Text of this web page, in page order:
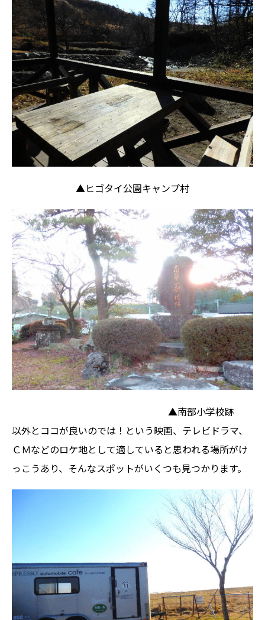
▲ヒゴタイ公園キャンプ村
▲南部小学校跡
以外とココが良いのでは！という映画、テレビドラマ、
ＣＭなどのロケ地として適していると思われる場所がけ
っこうあり、そんなスポットがいくつも見つかります。